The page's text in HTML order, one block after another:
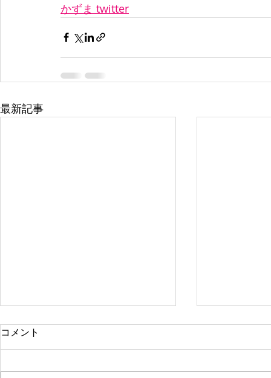
かずま twitter
最新記事
コメント